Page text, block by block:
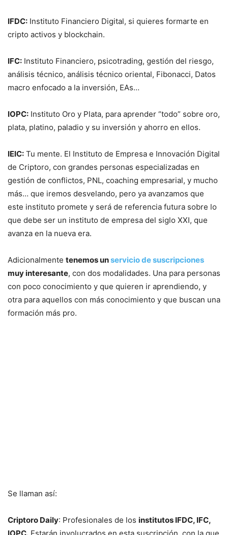
IFDC: Instituto Financiero Digital, si quieres formarte en
cripto activos y blockchain.
IFC: Instituto Financiero, psicotrading, gestión del riesgo,
análisis técnico, análisis técnico oriental, Fibonacci, Datos
macro enfocado a la inversión, EAs…
IOPC: Instituto Oro y Plata, para aprender “todo” sobre oro,
plata, platino, paladio y su inversión y ahorro en ellos.
IEIC: Tu mente. El Instituto de Empresa e Innovación Digital
de Criptoro, con grandes personas especializadas en
gestión de conflictos, PNL, coaching empresarial, y mucho
más… que iremos desvelando, pero ya avanzamos que
este instituto promete y será de referencia futura sobre lo
que debe ser un instituto de empresa del siglo XXI, que
avanza en la nueva era.
Adicionalmente tenemos unservicio de suscripciones
muy interesante, con dos modalidades. Una para personas
con poco conocimiento y que quieren ir aprendiendo, y
otra para aquellos con más conocimiento y que buscan una
formación más pro.
Se llaman así:
Criptoro Daily: Profesionales de los institutos IFDC, IFC,
IOPC. Estarán involucrados en esta suscripción, con la que